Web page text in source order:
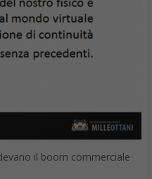
il boom commerciale